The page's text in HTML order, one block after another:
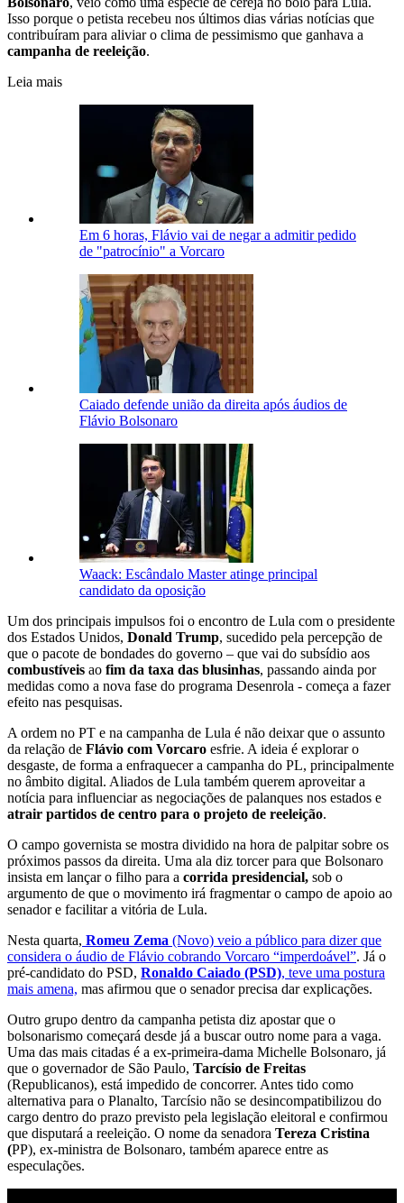
Isso porque o petista recebeu nos últimos dias várias notícias que
contribuíram para aliviar o clima de pessimismo que ganhava a
campanha de reeleição.
Leia mais
Em 6 horas, Flávio vai de negar a admitir pedido
de "patrocínio" a Vorcaro
Caiado defende união da direita após áudios de
Flávio Bolsonaro
Waack: Escândalo Master atinge principal
candidato da oposição
Um dos principais impulsos foi o encontro de Lula com o presidente
dos Estados Unidos, Donald Trump, sucedido pela percepção de
que o pacote de bondades do governo – que vai do subsídio aos
combustíveis ao fim da taxa das blusinhas, passando ainda por
medidas como a nova fase do programa Desenrola - começa a fazer
efeito nas pesquisas.
A ordem no PT e na campanha de Lula é não deixar que o assunto
da relação de Flávio com Vorcaro esfrie. A ideia é explorar o
desgaste, de forma a enfraquecer a campanha do PL, principalmente
no âmbito digital. Aliados de Lula também querem aproveitar a
notícia para influenciar as negociações de palanques nos estados e
atrair partidos de centro para o projeto de reeleição.
O campo governista se mostra dividido na hora de palpitar sobre os
próximos passos da direita. Uma ala diz torcer para que Bolsonaro
insista em lançar o filho para a corrida presidencial, sob o
argumento de que o movimento irá fragmentar o campo de apoio ao
senador e facilitar a vitória de Lula.
Nesta quarta, Romeu Zema (Novo) veio a público para dizer que
considera o áudio de Flávio cobrando Vorcaro “imperdoável”. Já o
pré-candidato do PSD, Ronaldo Caiado (PSD), teve uma postura
mais amena, mas afirmou que o senador precisa dar explicações.
Outro grupo dentro da campanha petista diz apostar que o
bolsonarismo começará desde já a buscar outro nome para a vaga.
Uma das mais citadas é a ex-primeira-dama Michelle Bolsonaro, já
que o governador de São Paulo, Tarcísio de Freitas
(Republicanos), está impedido de concorrer. Antes tido como
alternativa para o Planalto, Tarcísio não se desincompatibilizou do
cargo dentro do prazo previsto pela legislação eleitoral e confirmou
que disputará a reeleição. O nome da senadora Tereza Cristina
(PP), ex-ministra de Bolsonaro, também aparece entre as
especulações.